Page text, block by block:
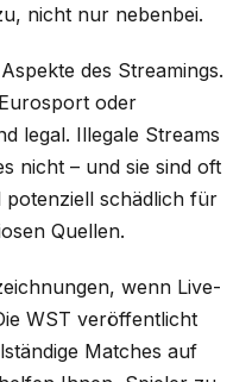
nicht nur nebenbei.
des Streamings.
oder
legal. Illegale Streams
nicht – und sie sind oft
schädlich für
Quellen.
wenn Live-
WST veröffentlicht
Matches auf